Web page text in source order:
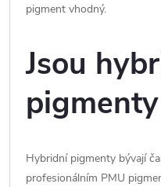
pigment vhodný.
Jsou
Hybridní pigmenty bývají
profesionálním PMU